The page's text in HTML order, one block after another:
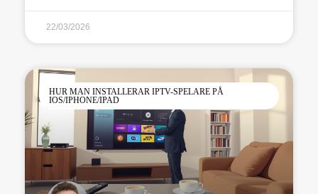
22/03/2026
HUR MAN INSTALLERAR IPTV-SPELARE PÅ
IOS/IPHONE/IPAD